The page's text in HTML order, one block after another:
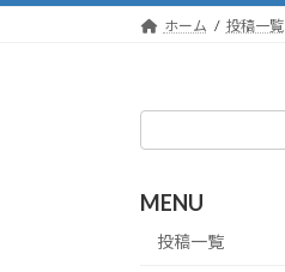
プ
動
ホーム 投稿一覧
MENU
投稿一覧